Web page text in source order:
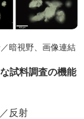
暗視野、画像連結
試料調査の機能
反射